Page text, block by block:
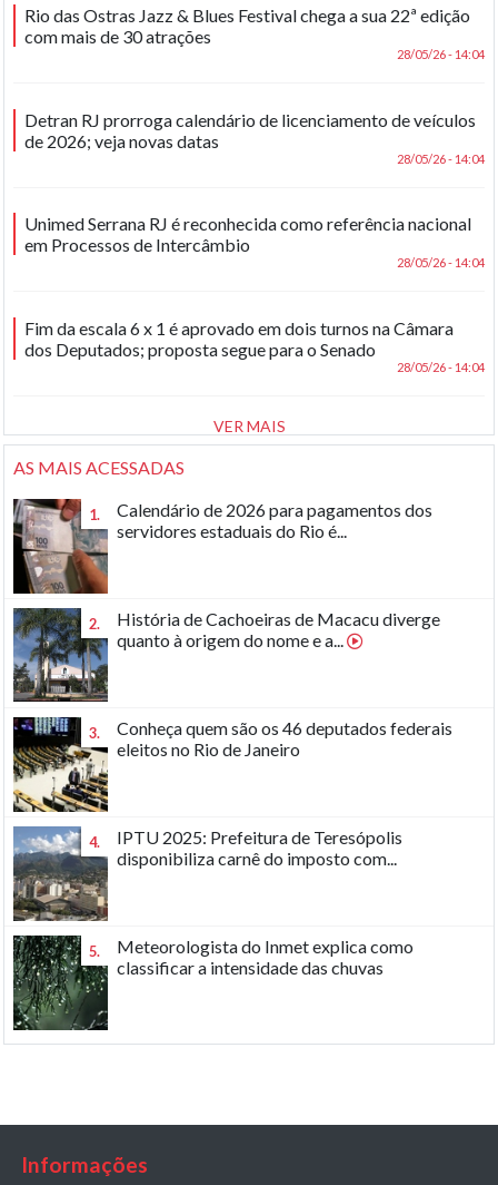
Rio das Ostras Jazz & Blues Festival chega a sua 22ª edição
com mais de 30 atrações
28/05/26 - 14:04
Detran RJ prorroga calendário de licenciamento de veículos
de 2026; veja novas datas
28/05/26 - 14:04
Unimed Serrana RJ é reconhecida como referência nacional
em Processos de Intercâmbio
28/05/26 - 14:04
Fim da escala 6 x 1 é aprovado em dois turnos na Câmara
dos Deputados; proposta segue para o Senado
28/05/26 - 14:04
VER MAIS
AS MAIS ACESSADAS
1.
Calendário de 2026 para pagamentos dos
servidores estaduais do Rio é...
2.
História de Cachoeiras de Macacu diverge
quanto à origem do nome e a...
3.
Conheça quem são os 46 deputados federais
eleitos no Rio de Janeiro
4.
IPTU 2025: Prefeitura de Teresópolis
disponibiliza carnê do imposto com...
5.
Meteorologista do Inmet explica como
classificar a intensidade das chuvas
Informações